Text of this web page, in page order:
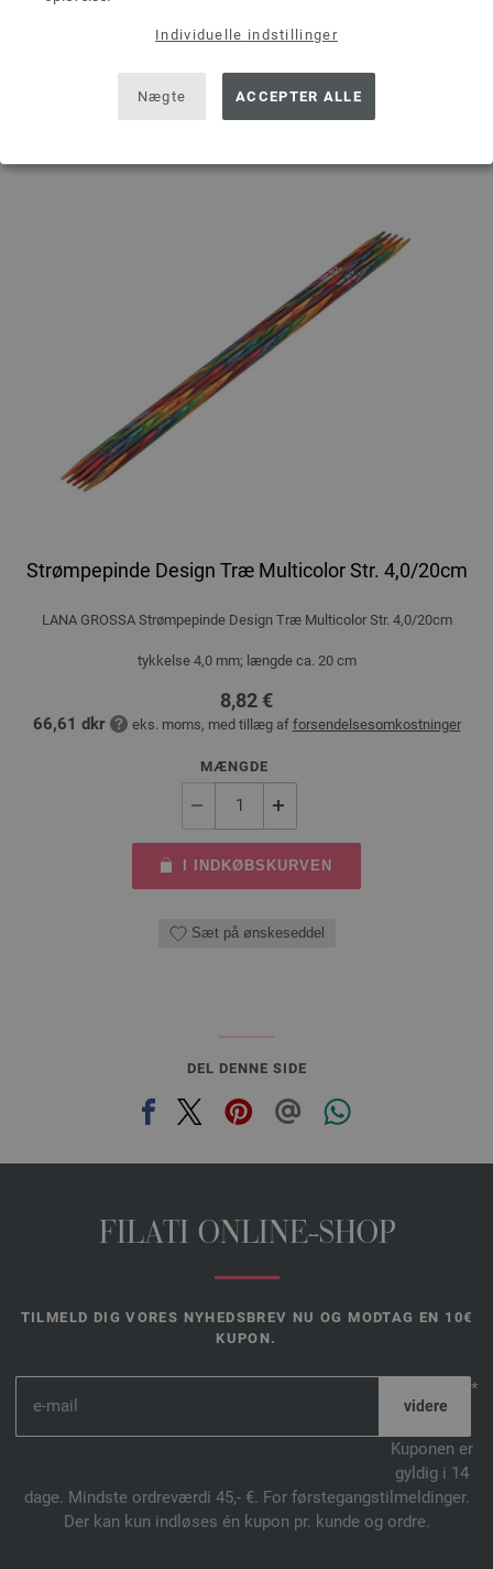
Individuelle indstillinger
Nægte ACCEPTER ALLE
Strømpepinde Design Træ Multicolor Str. 4,0/20cm
LANA GROSSA Strømpepinde Design Træ Multicolor Str. 4,0/20cm
tykkelse 4,0 mm; længde ca. 20 cm
8,82 €
66,61 dkr eks. moms, med tillæg af forsendelsesomkostninger
MÆNGDE
I INDKØBSKURVEN
Sæt på ønskeseddel
DEL DENNE SIDE
FILATI ONLINE-SHOP
TILMELD DIG VORES NYHEDSBREV NU OG MODTAG EN 10€
KUPON.
*
Kuponen er
gyldig i 14
dage. Mindste ordreværdi 45,- €. For førstegangstilmeldinger.
Der kan kun indløses én kupon pr. kunde og ordre.